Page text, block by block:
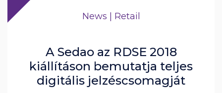
News | Retail
A Sedao az RDSE 2018
kiállításon bemutatja teljes
digitális jelzéscsomagját